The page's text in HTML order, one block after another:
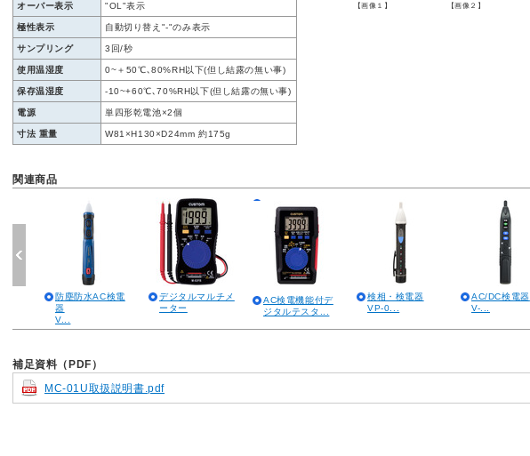
オーバー表示 "OL"表示
極性表示 自動切り替え"-"のみ表示
サンプリング 3回/秒
使用温湿度 0~＋50℃､80%RH以下(但し結露の無い事)
保存温湿度 -10~+60℃､70%RH以下(但し結露の無い事)
電源 単四形乾電池×2個
寸法 重量 W81×H130×D24mm 約175g
【画像１】 【画像２】
関連商品
防塵防水AC検電
器
V...
デジタルマルチメ
ーター
AC検電機能付デ
ジタルテスタ...
検相・検電器
VP-0...
AC/DC検電器
V-...
補足資料（PDF）
MC-01U取扱説明書.pdf